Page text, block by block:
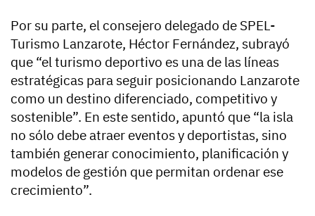
Por su parte, el consejero delegado de SPEL-
Turismo Lanzarote, Héctor Fernández, subrayó
que “el turismo deportivo es una de las líneas
estratégicas para seguir posicionando Lanzarote
como un destino diferenciado, competitivo y
sostenible”. En este sentido, apuntó que “la isla
no sólo debe atraer eventos y deportistas, sino
también generar conocimiento, planificación y
modelos de gestión que permitan ordenar ese
crecimiento”.